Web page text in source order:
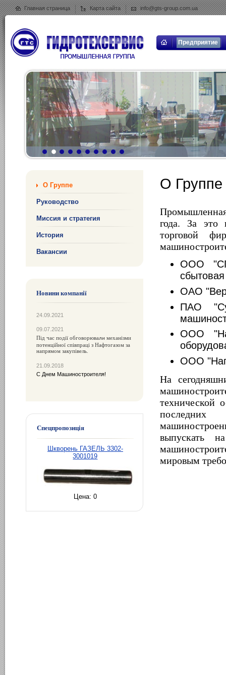
Главная страница Карта сайта info@gts-group.com.ua
Предприятие
О Группе
Руководство
Миссия и стратегия
История
Вакансии
Новини компанії
24.09.2021
09.07.2021
Під час події обговорювали механізми
потенційної співпраці з Нафтогазом за
напрямом закупівель.
21.09.2018
С Днем Машиностроителя!
Спецпропозиція
Шкворень ГАЗЕЛЬ 3302-
3001019
Цена: 0
О Группе
года. За это
торговой
ООО "СП
ОАО
ПАО
ООО
ООО
На
технической
последних
выпускать
мировым